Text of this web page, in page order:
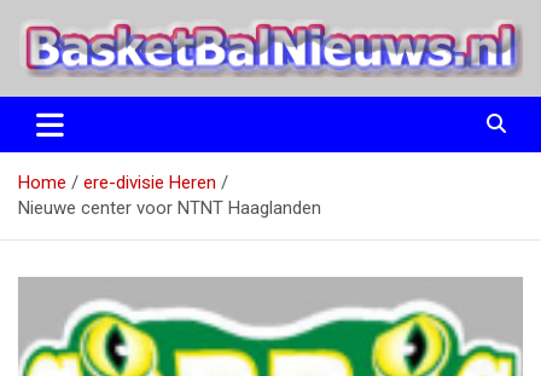
naar
BasketBalNieuws.nl
Etten
Home
ere-divisie Heren
Nieuwe center voor NTNT Haaglanden